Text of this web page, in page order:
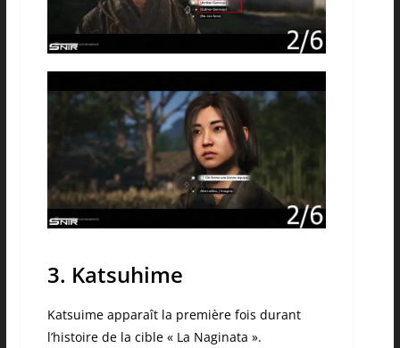
3. Katsuhime
Katsuime apparaît la première fois durant
l’histoire de la cible « La Naginata ».